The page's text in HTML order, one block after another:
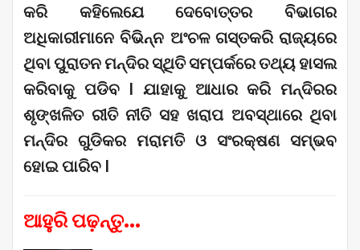
କରି କହିଲେଯେ ଦେବୋତ୍ତର ବିଭାଗର
ଅଧିକାରୀମାନେ ବିଭିନ୍ନ ଅଂଚଳ ଗସ୍ତକରି ରାଜ୍ୟରେ
ଥିବା ପୁରାତନ ମନ୍ଦିର ସ୍ଥିତି ସମ୍ପର୍କରେ ତଥ୍ୟ ହାସଲ
କରିବାକୁ ପଡିବ I ଯାହାକୁ ଆଧାର କରି ମନ୍ଦିରର
ଶୃଙ୍ଖଳିତ ରୀତି ନୀତି ସହ ଖରାପ ଅବସ୍ଥାରେ ଥିବା
ମନ୍ଦିର ଗୁଡିକର ମରାମତି ଓ ସଂରକ୍ଷଣ ସମ୍ଭବ
ହୋଇ ପାରିବ I
ଆହୁରି ପଢ଼ନ୍ତୁ...